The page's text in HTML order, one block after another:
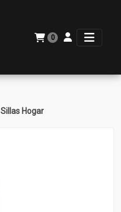
0
Sillas Hogar